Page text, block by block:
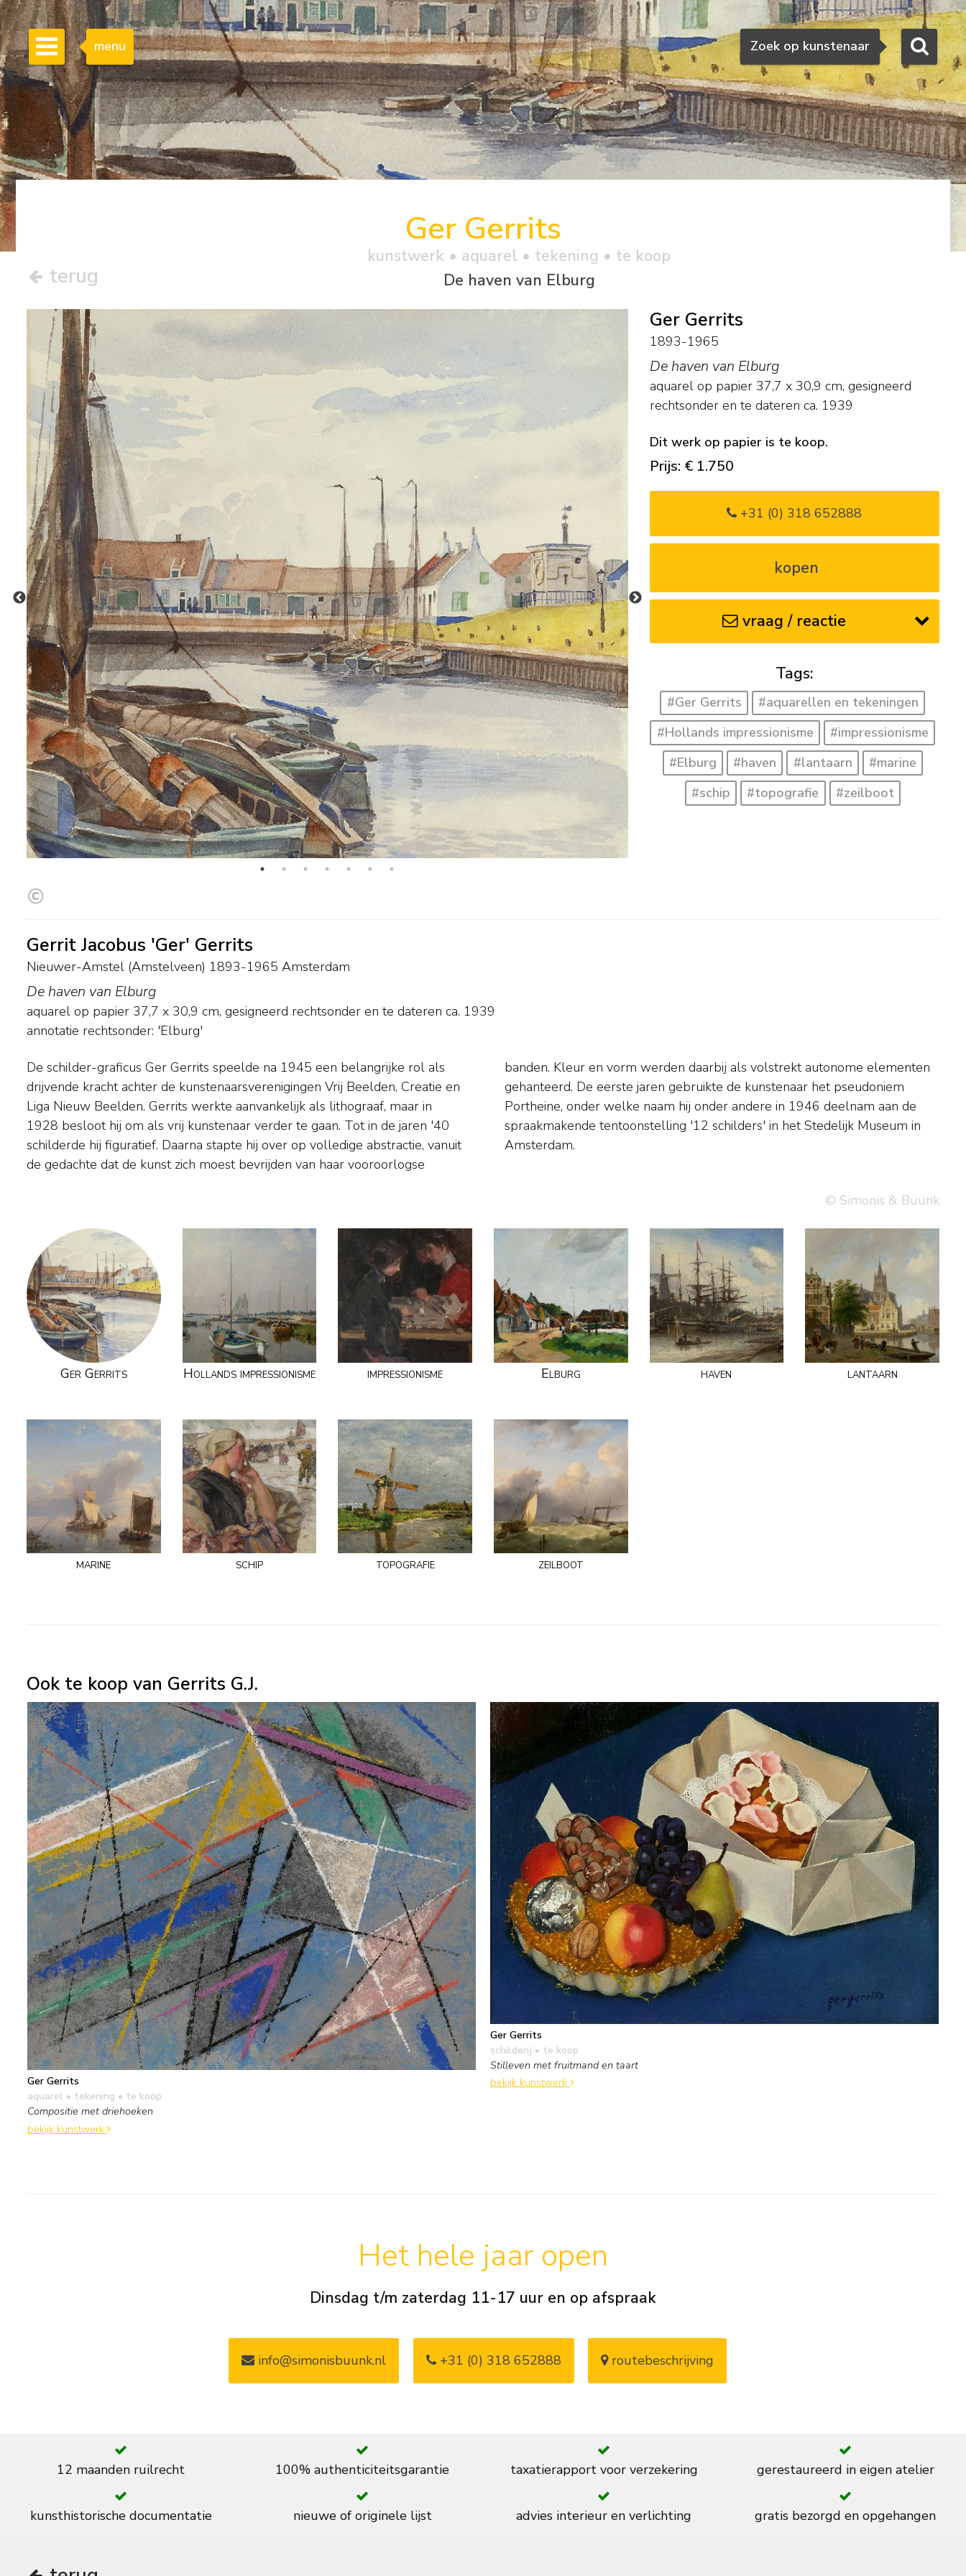
Zoeken
Zoek op kunstenaar
menu
terug
Ger Gerrits
kunstwerk • aquarel • tekening • te koop
De haven van Elburg
Ger Gerrits
1893-1965
De haven van Elburg
aquarel op papier 37,7 x 30,9 cm, gesigneerd
rechtsonder en te dateren ca. 1939
Dit werk op papier is te koop.
Prijs: € 1.750
+31 (0) 318 652888
kopen
vraag / reactie
Tags:
#Ger Gerrits
#aquarellen en tekeningen
#Hollands impressionisme
#impressionisme
#Elburg
#haven #lantaarn
#marine
#schip
#topografie #zeilboot
Gerrit Jacobus 'Ger' Gerrits
Nieuwer-Amstel (Amstelveen) 1893-1965 Amsterdam
De haven van Elburg
aquarel op papier 37,7 x 30,9 cm, gesigneerd rechtsonder en te dateren ca. 1939
annotatie rechtsonder: 'Elburg'
De schilder-graficus Ger Gerrits speelde na 1945 een belangrijke rol als
drijvende kracht achter de kunstenaarsverenigingen Vrij Beelden, Creatie en
Liga Nieuw Beelden. Gerrits werkte aanvankelijk als lithograaf, maar in
1928 besloot hij om als vrij kunstenaar verder te gaan. Tot in de jaren '40
schilderde hij figuratief. Daarna stapte hij over op volledige abstractie, vanuit
de gedachte dat de kunst zich moest bevrijden van haar vooroorlogse
banden. Kleur en vorm werden daarbij als volstrekt autonome elementen
gehanteerd. De eerste jaren gebruikte de kunstenaar het pseudoniem
Portheine, onder welke naam hij onder andere in 1946 deelnam aan de
spraakmakende tentoonstelling '12 schilders' in het Stedelijk Museum in
Amsterdam.
© Simonis & Buunk
Ger Gerrits Hollands impressionisme impressionisme Elburg haven lantaarn
marine schip topografie zeilboot
Ook te koop van Gerrits G.J.
Ger Gerrits
aquarel • tekening • te koop
Compositie met driehoeken
bekijk kunstwerk
Ger Gerrits
schilderij • te koop
Stilleven met fruitmand en taart
bekijk kunstwerk
Het hele jaar open
Dinsdag t/m zaterdag 11-17 uur en op afspraak
info@simonisbuunk.nl +31 (0) 318 652888 routebeschrijving
12 maanden ruilrecht 100% authenticiteitsgarantie taxatierapport voor verzekering gerestaureerd in eigen atelier
kunsthistorische documentatie nieuwe of originele lijst advies interieur en verlichting gratis bezorgd en opgehangen